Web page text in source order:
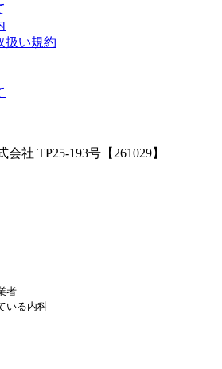
扱い規約
社 TP25-193号【261029】
者
いる内科